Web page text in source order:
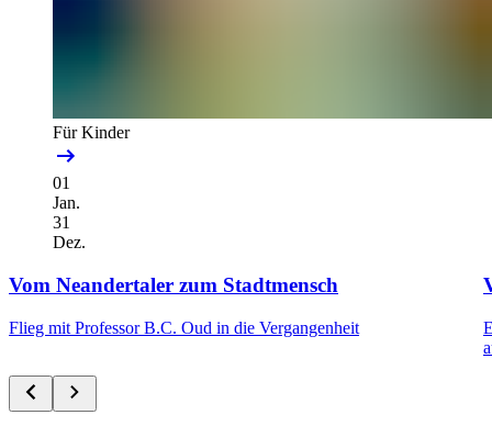
Für Kinder
01
Jan.
31
Dez.
Vom Neandertaler zum Stadtmensch
Flieg mit Professor B.C. Oud in die Vergangenheit